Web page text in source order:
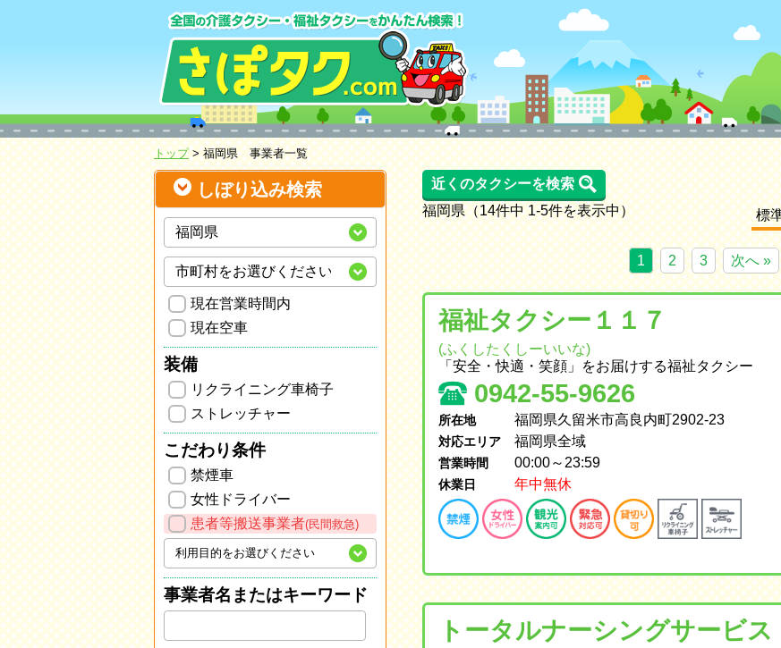
トップ> 福岡県 事業者一覧
しぼり込み検索
現在営業時間内
現在空車
装備
リクライニング車椅子
ストレッチャー
こだわり条件
禁煙車
女性ドライバー
患者等搬送事業者(民間救急)
事業者名またはキーワード
近くのタクシーを検索
標
福岡県（14件中 1-5件を表示中）
1 2 3 次へ »
福祉タクシー１１７
(ふくしたくしーいいな)
「安全・快適・笑顔」をお届けする福祉タクシー
0942-55-9626
所在地 福岡県久留米市高良内町2902-23
対応エリア 福岡県全域
営業時間 00:00～23:59
休業日 年中無休
トータルナーシングサービス